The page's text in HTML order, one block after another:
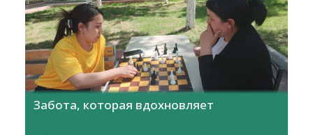
Забота, которая вдохновляет